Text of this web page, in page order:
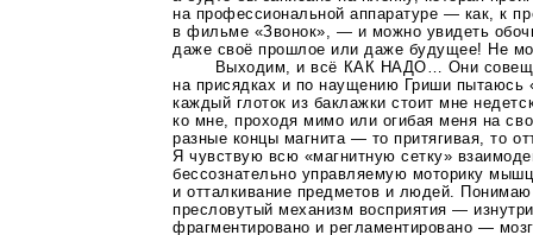
на профессиональной аппаратуре — как, к
в фильме «Звонок», — и можно увидеть
даже своё прошлое или даже будущее! Не
Выходим, и всё КАК НАДО… Они
на присядках и по наущению Гриши пытаюсь
каждый глоток из баклажки стоит мне
ко мне, проходя мимо или огибая меня на
разные концы магнита — то притягивая, то
Я чувствую всю «магнитную сетку»
бессознательно управляемую моторику
и отталкивание предметов и людей.
пресловутый механизм восприятия —
фрагментировано и регламентировано —